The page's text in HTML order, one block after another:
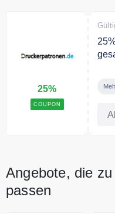
25%
COUPON
Angebote, die
passen